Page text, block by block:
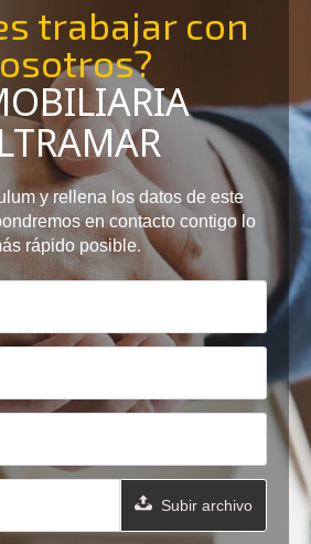
trabajar con
y rellena los datos de este
en contacto contigo lo
rápido posible.
Subir archivo